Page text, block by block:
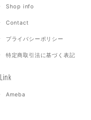
Shop info
Contact
プライバシーポリシー
特定商取引法に基づく表記
Link
Ameba